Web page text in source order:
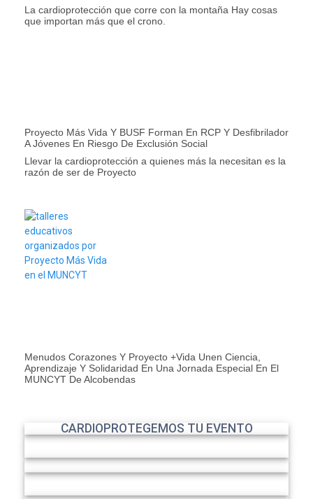
La cardioprotección que corre con la montaña Hay cosas
que importan más que el crono.
Proyecto Más Vida Y BUSF Forman En RCP Y Desfibrilador
A Jóvenes En Riesgo De Exclusión Social
Llevar la cardioprotección a quienes más la necesitan es la
razón de ser de Proyecto
Menudos Corazones Y Proyecto +Vida Unen Ciencia,
Aprendizaje Y Solidaridad En Una Jornada Especial En El
MUNCYT De Alcobendas
CARDIOPROTEGEMOS TU EVENTO